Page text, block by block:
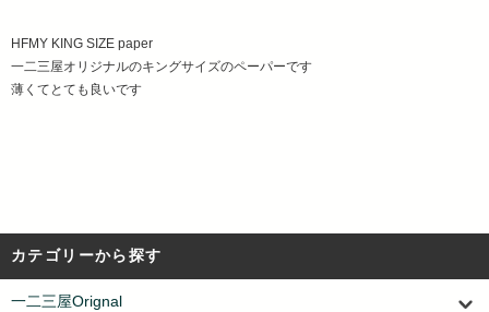
HFMY KING SIZE paper
一二三屋オリジナルのキングサイズのペーパーです
薄くてとても良いです
カテゴリーから探す
一二三屋Orignal